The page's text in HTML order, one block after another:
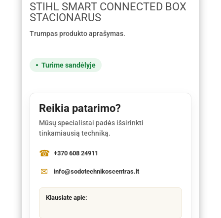
STIHL SMART CONNECTED BOX
STACIONARUS
Trumpas produkto aprašymas.
Turime sandėlyje
Reikia patarimo?
Mūsų specialistai padės išsirinkti
tinkamiausią techniką.
+370 608 24911
info@sodotechnikoscentras.lt
Klausiate apie: